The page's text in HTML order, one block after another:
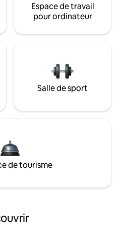
Espace de travail
pour ordinateur
Salle de sport
de tourisme